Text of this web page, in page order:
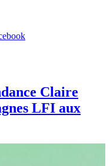
Claire
LFI aux